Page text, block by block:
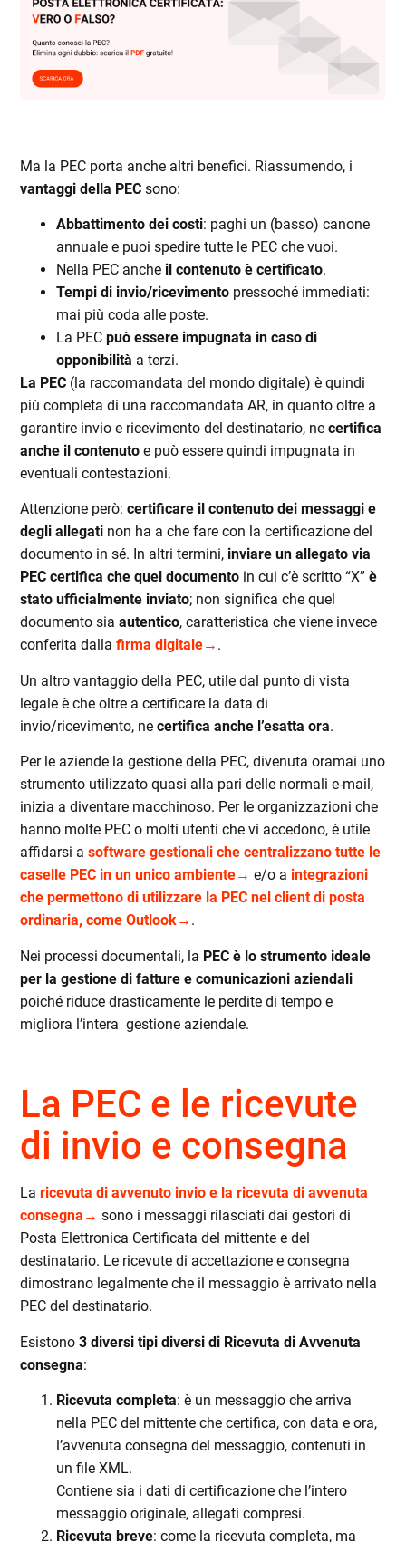
Ma la PEC porta anche altri benefici. Riassumendo, i
vantaggi della PEC sono:
Abbattimento dei costi: paghi un (basso) canone
annuale e puoi spedire tutte le PEC che vuoi.
Nella PEC anche il contenuto è certificato.
Tempi di invio/ricevimento pressoché immediati:
mai più coda alle poste.
La PECpuò essere impugnata in caso di
opponibilità a terzi.
La PEC (la raccomandata del mondo digitale) è quindi
più completa di una raccomandata AR, in quanto oltre a
garantire invio e ricevimento del destinatario, necertifica
anche il contenuto e può essere quindi impugnata in
eventuali contestazioni.
Attenzione però:certificare il contenuto dei messaggi e
degli allegati non ha a che fare con la certificazione del
documento in sé. In altri termini, inviare un allegato via
PEC certifica che quel documento in cui c’è scritto “X”è
stato ufficialmente inviato; non significa che quel
documento siaautentico, caratteristica che viene invece
conferita dallafirma digitale→ .
Un altro vantaggio della PEC, utile dal punto di vista
legale è che oltre a certificare la data di
invio/ricevimento, necertifica anche l’esatta ora.
Per le aziende la gestione della PEC, divenuta oramai uno
strumento utilizzato quasi alla pari delle normali e-mail,
inizia a diventare macchinoso. Per le organizzazioni che
hanno molte PEC o molti utenti che vi accedono, è utile
affidarsi asoftware gestionali che centralizzano tutte le
caselle PEC in un unico ambiente→ e/o a integrazioni
che permettono di utilizzare la PEC nel client di posta
ordinaria, come Outlook→ .
Nei processi documentali, la PEC è lo strumento ideale
per la gestione di fatture e comunicazioni aziendali
poiché riduce drasticamente le perdite di tempo e
migliora l’intera gestione aziendale.
La PEC e le ricevute
di invio e consegna
Laricevuta di avvenuto invio e la ricevuta di avvenuta
consegna→ sono i messaggi rilasciati dai gestori di
Posta Elettronica Certificata del mittente e del
destinatario. Le ricevute di accettazione e consegna
dimostrano legalmente che il messaggio è arrivato nella
PEC del destinatario.
Esistono 3 diversi tipi diversi di Ricevuta di Avvenuta
consegna:
Ricevuta completa: è un messaggio che arriva
nella PEC del mittente che certifica, con data e ora,
l’avvenuta consegna del messaggio, contenuti in
un file XML.
Contiene sia i dati di certificazione che l’intero
messaggio originale, allegati compresi.
Ricevuta breve: come la ricevuta completa, ma